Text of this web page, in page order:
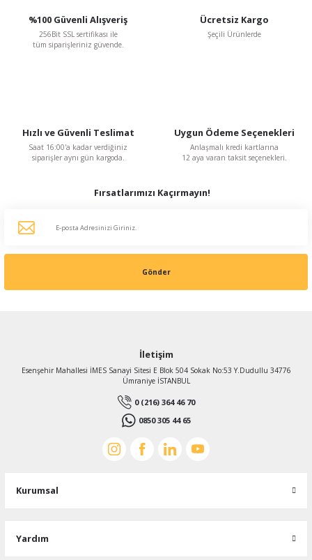
%100 Güvenli Alışveriş
256Bit SSL sertifikası ile
tüm siparişleriniz güvende.
Ücretsiz Kargo
Şeçili Ürünlerde
Hızlı ve Güvenli Teslimat
Saat 16:00'a kadar verdiğiniz
siparişler aynı gün kargoda.
Uygun Ödeme Seçenekleri
Anlaşmalı kredi kartlarına
12 aya varan taksit seçenekleri.
Fırsatlarımızı Kaçırmayın!
Gönder
İletişim
Esenşehir Mahallesi İMES Sanayi Sitesi E Blok 504 Sokak No:53 Y.Dudullu 34776
Ümraniye İSTANBUL
0 (216) 364 46 70
0850 305 44 65
Kurumsal
Yardım